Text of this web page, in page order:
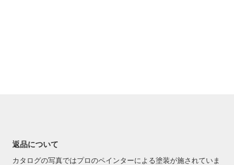
返品について
カタログの写真ではプロのペインターによる塗装が施されていま